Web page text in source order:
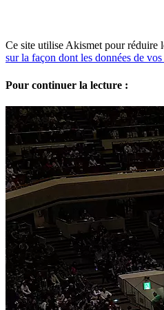
Ce site utilise Akismet pour réduire
sur la façon dont les données de
Pour continuer la lecture :